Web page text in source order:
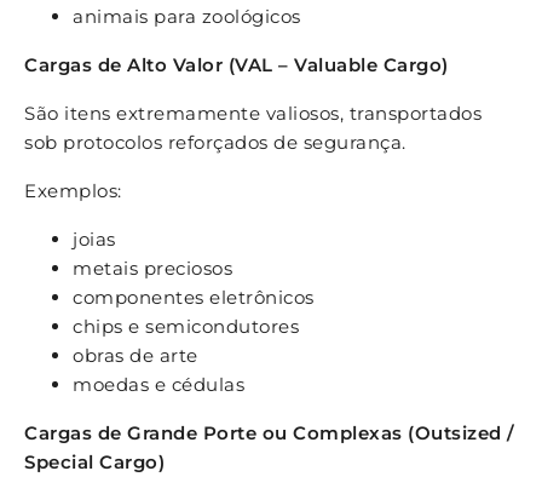
animais para zoológicos
Cargas de Alto Valor (VAL – Valuable Cargo)
São itens extremamente valiosos, transportados
sob protocolos reforçados de segurança.
Exemplos:
joias
metais preciosos
componentes eletrônicos
chips e semicondutores
obras de arte
moedas e cédulas
Cargas de Grande Porte ou Complexas (Outsized /
Special Cargo)